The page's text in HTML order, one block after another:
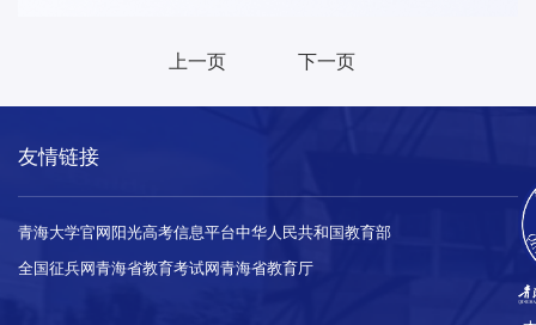
上一页 下一页
友情链接
青海大学官网 阳光高考信息平台中华人民共和国教育部
全国征兵网青海省教育考试网青海省教育厅